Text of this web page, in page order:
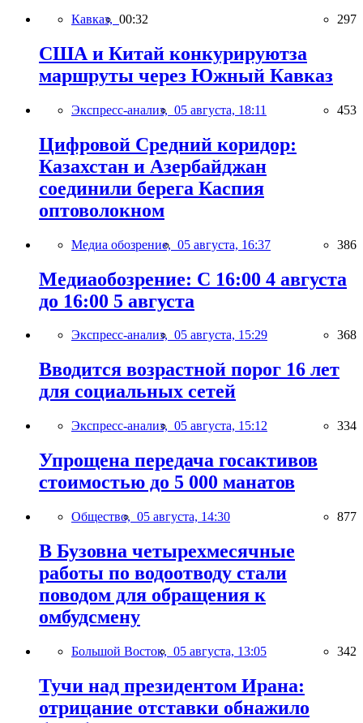
Кавказ, 00:32 297
США и Китай конкурируютза
маршруты через Южный Кавказ
Экспресс-анализ, 05 августа, 18:11 453
Цифровой Средний коридор:
Казахстан и Азербайджан
соединили берега Каспия
оптоволокном
Медиа обозрение, 05 августа, 16:37 386
Медиаобозрение: С 16:00 4 августа
до 16:00 5 августа
Экспресс-анализ, 05 августа, 15:29 368
Вводится возрастной порог 16 лет
для социальных сетей
Экспресс-анализ, 05 августа, 15:12 334
Упрощена передача госактивов
стоимостью до 5 000 манатов
Общество, 05 августа, 14:30 877
В Бузовна четырехмесячные
работы по водоотводу стали
поводом для обращения к
омбудсмену
Большой Восток, 05 августа, 13:05 342
Тучи над президентом Ирана:
отрицание отставки обнажило